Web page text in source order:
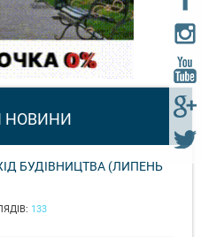
НОВИНИ
БУДІВНИЦТВА (ЛИПЕНЬ
133